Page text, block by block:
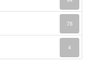
78
4